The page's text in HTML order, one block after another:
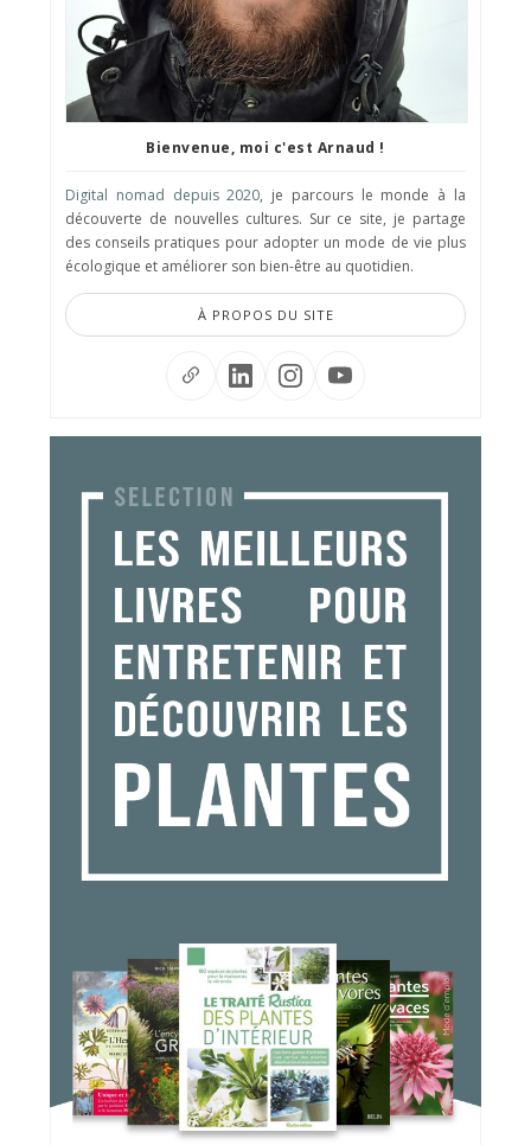
Bienvenue, moi c'est Arnaud !
Digital nomad depuis 2020, je parcours le monde à la
découverte de nouvelles cultures. Sur ce site, je partage
des conseils pratiques pour adopter un mode de vie plus
écologique et améliorer son bien-être au quotidien.
À PROPOS DU SITE